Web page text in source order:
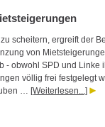
scheitern, ergreift der
von
- obwohl SPD und
völlig frei festgelegt
… [Weiterlesen...]